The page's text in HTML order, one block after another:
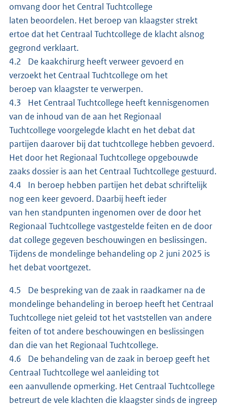
omvang door het Central Tuchtcollege
laten beoordelen. Het beroep van klaagster strekt
ertoe dat het Centraal Tuchtcollege de klacht alsnog
gegrond verklaart.
4.2 De kaakchirurg heeft verweer gevoerd en
verzoekt het Centraal Tuchtcollege om het
beroep van klaagster te verwerpen.
4.3 Het Centraal Tuchtcollege heeft kennisgenomen
van de inhoud van de aan het Regionaal
Tuchtcollege voorgelegde klacht en het debat dat
partijen daarover bij dat tuchtcollege hebben gevoerd.
Het door het Regionaal Tuchtcollege opgebouwde
zaaks dossier is aan het Centraal Tuchtcollege gestuurd.
4.4 In beroep hebben partijen het debat schriftelijk
nog een keer gevoerd. Daarbij heeft ieder
van hen standpunten ingenomen over de door het
Regionaal Tuchtcollege vastgestelde feiten en de door
dat college gegeven beschouwingen en beslissingen.
Tijdens de mondelinge behandeling op 2 juni 2025 is
het debat voortgezet.
4.5 De bespreking van de zaak in raadkamer na de
mondelinge behandeling in beroep heeft het Centraal
Tuchtcollege niet geleid tot het vaststellen van andere
feiten of tot andere beschouwingen en beslissingen
dan die van het Regionaal Tuchtcollege.
4.6 De behandeling van de zaak in beroep geeft het
Centraal Tuchtcollege wel aanleiding tot
een aanvullende opmerking. Het Centraal Tuchtcollege
betreurt de vele klachten die klaagster sinds de ingreep